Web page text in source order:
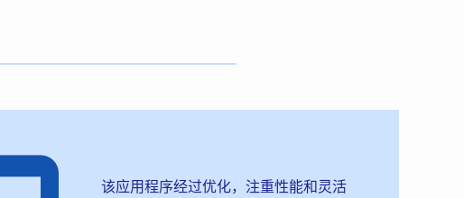
该应用程序经过优化，注重性能和灵活